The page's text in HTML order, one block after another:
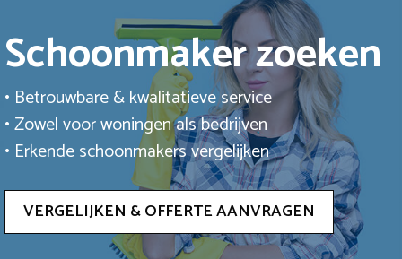
Schoonmaker zoeken
• Betrouwbare & kwalitatieve service
• Zowel voor woningen als bedrijven
• Erkende schoonmakers vergelijken
VERGELIJKEN & OFFERTE AANVRAGEN